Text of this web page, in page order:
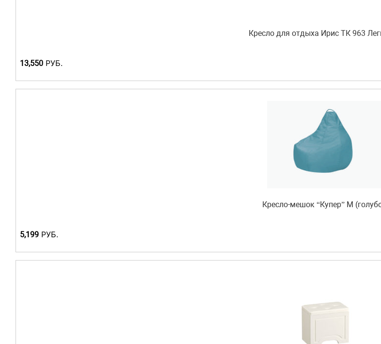
Кресло для отдыха Ирис ТК 963
13,550 РУБ.
Кресло-мешок “Купер” М
5,199 РУБ.